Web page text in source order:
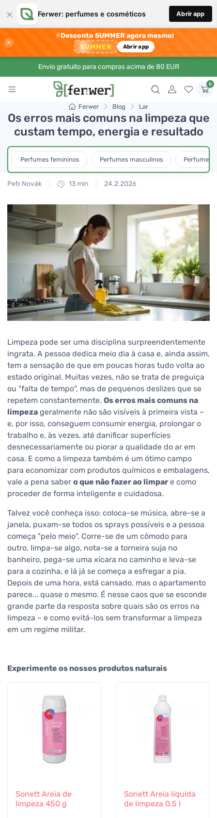
× Ferwer: perfumes e cosméticos Abrir app
×
⚡Desconto SUMMER agora mesmo!
SUMMER Abrir app
Envio gratuito para compras acima de 80 EUR
0
Ferwer Blog Lar
Os erros mais comuns na limpeza que
custam tempo, energia e resultado
Perfumes femininos Perfumes masculinos Perfumes
Petr Novák 13 min 24.2.2026
Limpeza pode ser uma disciplina surpreendentemente
ingrata. A pessoa dedica meio dia à casa e, ainda assim,
tem a sensação de que em poucas horas tudo volta ao
estado original. Muitas vezes, não se trata de preguiça
ou "falta de tempo", mas de pequenos deslizes que se
repetem constantemente. Os erros mais comuns na
limpeza geralmente não são visíveis à primeira vista –
e, por isso, conseguem consumir energia, prolongar o
trabalho e, às vezes, até danificar superfícies
desnecessariamente ou piorar a qualidade do ar em
casa. E como a limpeza também é um ótimo campo
para economizar com produtos químicos e embalagens,
vale a pena saber o que não fazer ao limpar e como
proceder de forma inteligente e cuidadosa.
Talvez você conheça isso: coloca-se música, abre-se a
janela, puxam-se todos os sprays possíveis e a pessoa
começa "pelo meio". Corre-se de um cômodo para
outro, limpa-se algo, nota-se a torneira suja no
banheiro, pega-se uma xícara no caminho e leva-se
para a cozinha, e lá já se começa a esfregar a pia.
Depois de uma hora, está cansado, mas o apartamento
parece... quase o mesmo. É nesse caos que se esconde
grande parte da resposta sobre quais são os erros na
limpeza – e como evitá-los sem transformar a limpeza
em um regime militar.
Experimente os nossos produtos naturais
Sonett Areia de
limpeza 450 g
Sonett Areia líquida
de limpeza 0,5 l